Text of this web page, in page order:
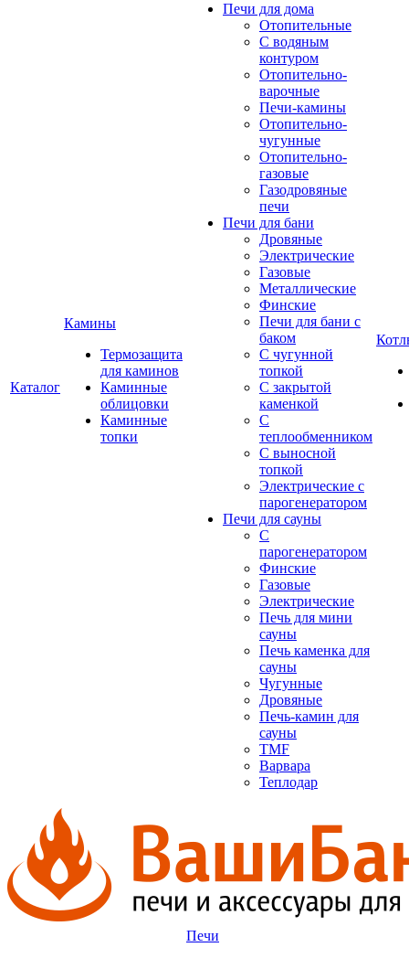
Каталог
Камины
Термозащита
для каминов
Каминные
облицовки
Каминные
топки
Печи для дома
Отопительные
C водяным
контуром
Отопительно-
варочные
Печи-камины
Отопительно-
чугунные
Отопительно-
газовые
Газодровяные
печи
Печи для бани
Дровяные
Электрические
Газовые
Металлические
Финские
Печи для бани с
баком
С чугунной
топкой
С закрытой
каменкой
С
теплообменником
С выносной
топкой
Электрические с
парогенератором
Печи для сауны
С
парогенератором
Финские
Газовые
Электрические
Печь для мини
сауны
Печь каменка для
сауны
Чугунные
Дровяные
Печь-камин для
сауны
TMF
Варвара
Теплодар
Печи